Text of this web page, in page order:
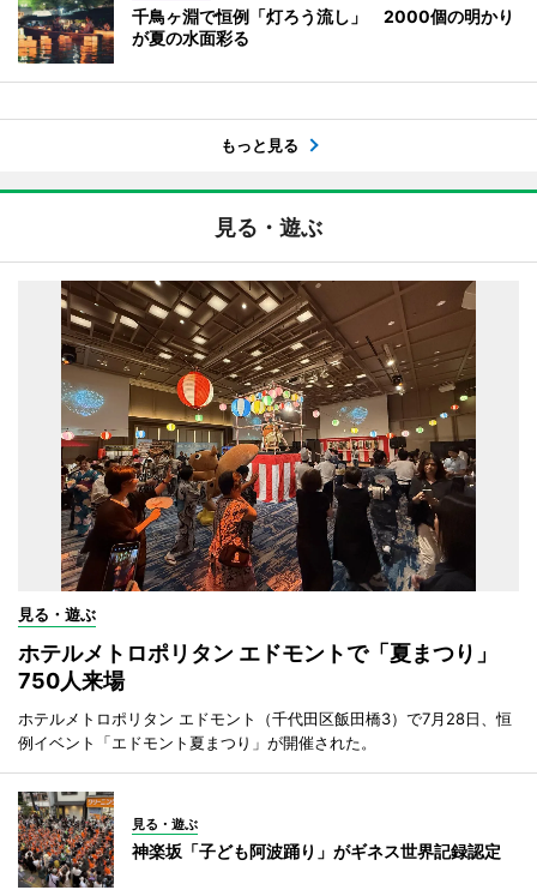
千鳥ヶ淵で恒例「灯ろう流し」 2000個の明かり
が夏の水面彩る
もっと見る
見る・遊ぶ
見る・遊ぶ
ホテルメトロポリタン エドモントで「夏まつり」
750人来場
ホテルメトロポリタン エドモント（千代田区飯田橋3）で7月28日、恒
例イベント「エドモント夏まつり」が開催された。
見る・遊ぶ
神楽坂「子ども阿波踊り」がギネス世界記録認定